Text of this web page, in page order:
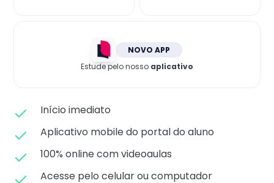
NOVO APP
Estude pelo nosso aplicativo
Início imediato
Aplicativo mobile do portal do aluno
100% online com videoaulas
Acesse pelo celular ou computador